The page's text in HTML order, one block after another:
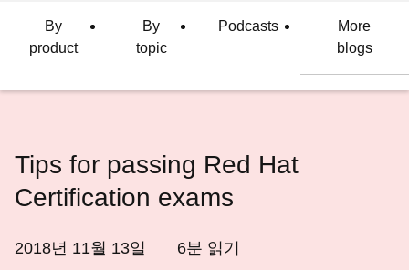
변
By
product
By
topic
Podcasts
More
blogs
Tips for passing Red Hat
Certification exams
2018년 11월 13일 6분 읽기